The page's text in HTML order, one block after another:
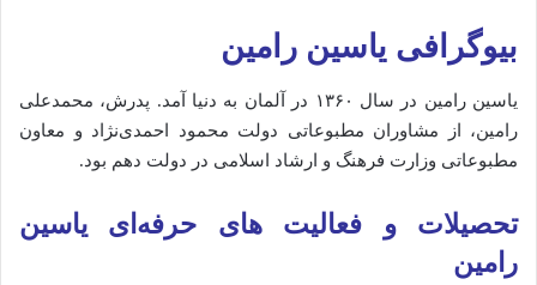
بیوگرافی یاسین رامین
یاسین رامین در سال ۱۳۶۰ در آلمان به دنیا آمد.
پدرش، محمدعلی
رامین، از مشاوران مطبوعاتی دولت محمود احمدی‌نژاد و معاون
مطبوعاتی وزارت فرهنگ و ارشاد اسلامی در دولت دهم بود.
تحصیلات و فعالیت‌ های حرفه‌ای یاسین
رامین